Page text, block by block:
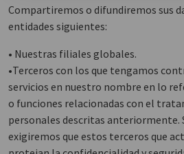
Compartiremos o difundiremos sus
entidades siguientes:
• Nuestras filiales globales.
•Terceros con los que tengamos
servicios en nuestro nombre en lo
o funciones relacionadas con el
personales descritas anteriormente.
exigiremos que estos terceros que